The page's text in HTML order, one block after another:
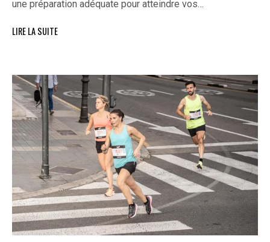
une préparation adéquate pour atteindre vos…
LIRE LA SUITE